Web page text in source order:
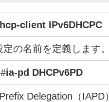
client IPv6DHCPC
の名前を定義します
ia-pd DHCPv6PD
Delegation（